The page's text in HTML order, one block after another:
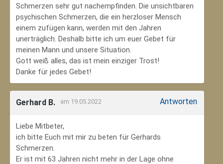
Schmerzen sehr gut nachempfinden. Die unsichtbaren
psychischen Schmerzen, die ein herzloser Mensch
einem zufügen kann, werden mit den Jahren
unerträglich. Deshalb bitte ich um euer Gebet für
meinen Mann und unsere Situation.
Gott weiß alles, das ist mein einziger Trost!
Danke für jedes Gebet!
Gerhard B. am 19.05.2022 Antworten
Liebe Mitbeter,
ich bitte Euch mit mir zu beten für Gerhards
Schmerzen.
Er ist mit 63 Jahren nicht mehr in der Lage ohne